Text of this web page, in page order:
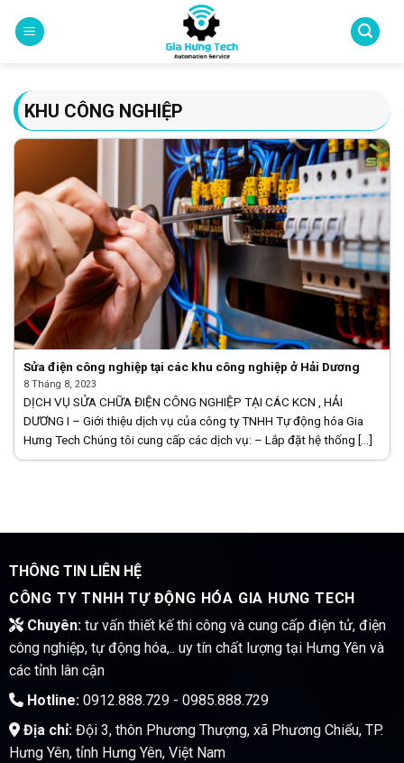
KHU CÔNG NGHIỆP
Sửa điện công nghiệp tại các khu công nghiệp ở Hải Dương
8 Tháng 8, 2023
DỊCH VỤ SỬA CHỮA ĐIỆN CÔNG NGHIỆP TẠI CÁC KCN , HẢI
DƯƠNG I – Giới thiệu dịch vụ của công ty TNHH Tự động hóa Gia
Hưng Tech Chúng tôi cung cấp các dịch vụ: – Lắp đặt hệ thống [...]
THÔNG TIN LIÊN HỆ
CÔNG TY TNHH TỰ ĐỘNG HÓA GIA HƯNG TECH
Chuyên:tư vấn thiết kế thi công và cung cấp điện tử, điện
công nghiệp, tự động hóa,.. uy tín chất lượng tại Hưng Yên và
các tỉnh lân cận
Hotline:0912.888.729 - 0985.888.729
Địa chỉ:Đội 3, thôn Phương Thượng, xã Phương Chiểu, TP.
Hưng Yên, tỉnh Hưng Yên, Việt Nam